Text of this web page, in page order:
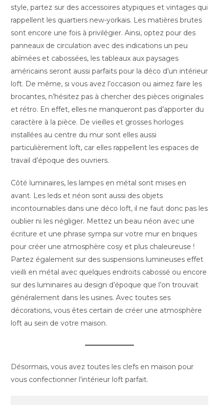
style, partez sur des accessoires atypiques et vintages qui
rappellent les quartiers new-yorkais. Les matières brutes
sont encore une fois à privilégier. Ainsi, optez pour des
panneaux de circulation avec des indications un peu
abîmées et cabossées, les tableaux aux paysages
américains seront aussi parfaits pour la déco d’un intérieur
loft. De même, si vous avez l’occasion ou aimez faire les
brocantes, n’hésitez pas à chercher des pièces originales
et rétro. En effet, elles ne manqueront pas d’apporter du
caractère à la pièce. De vieilles et grosses horloges
installées au centre du mur sont elles aussi
particulièrement loft, car elles rappellent les espaces de
travail d’époque des ouvriers.
Côté luminaires, les lampes en métal sont mises en
avant. Les leds et néon sont aussi des objets
incontournables dans une déco loft, il ne faut donc pas les
oublier ni les négliger. Mettez un beau néon avec une
écriture et une phrase sympa sur votre mur en briques
pour créer une atmosphère cosy et plus chaleureuse !
Partez également sur des suspensions lumineuses effet
vieilli en métal avec quelques endroits cabossé ou encore
sur des luminaires au design d’époque que l’on trouvait
généralement dans les usines. Avec toutes ses
décorations, vous êtes certain de créer une atmosphère
loft au sein de votre maison.
Désormais, vous avez toutes les clefs en maison pour
vous confectionner l’intérieur loft parfait.